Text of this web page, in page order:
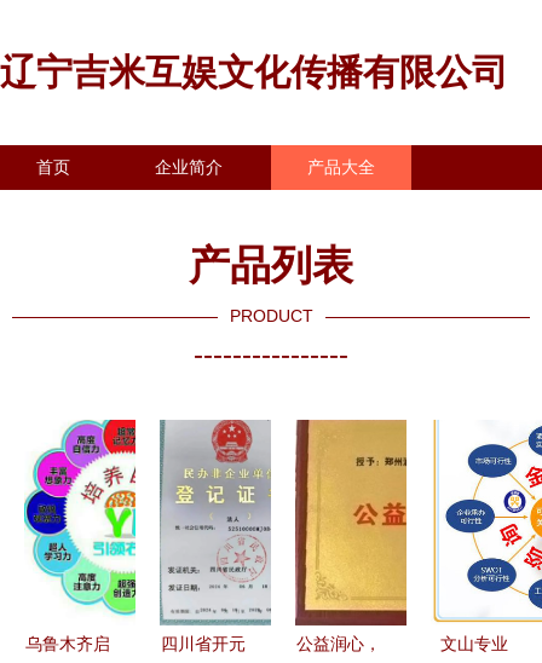
辽宁吉米互娱文化传播有限公司
首页 企业简介 产品大全
产品列表
PRODUCT
----------------
乌鲁木齐启
四川省开元
公益润心，
文山专业